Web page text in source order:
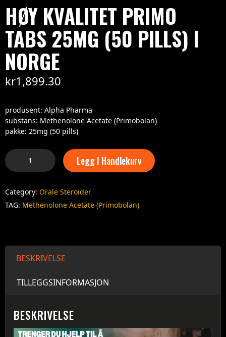
HØY KVALITET PRIMO
TABS 25MG (50 PILLS) I
NORGE
kr1,899.30
produsent: Alpha Pharma
substans: Methenolone Acetate (Primobolan)
pakke: 25mg (50 pills)
Legg I Handlekurv
Category: Orale Steroider
TAG: Methenolone Acetate (Primobolan)
BESKRIVELSE
TILLEGGSINFORMASJON
BESKRIVELSE